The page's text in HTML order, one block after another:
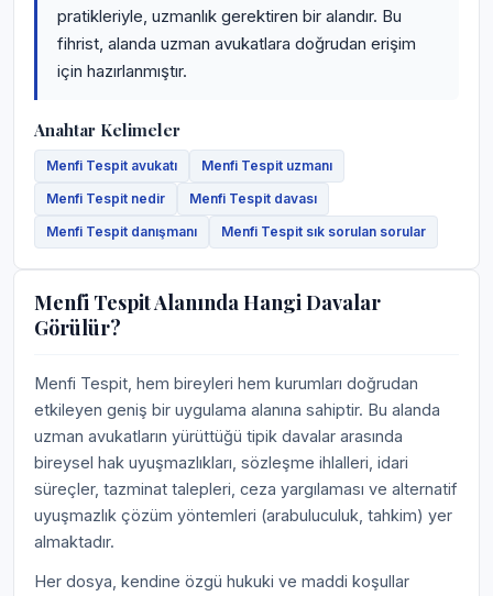
pratikleriyle, uzmanlık gerektiren bir alandır. Bu
fihrist, alanda uzman avukatlara doğrudan erişim
için hazırlanmıştır.
Anahtar Kelimeler
Menfi Tespit avukatı
Menfi Tespit uzmanı
Menfi Tespit nedir
Menfi Tespit davası
Menfi Tespit danışmanı
Menfi Tespit sık sorulan sorular
Menfi Tespit Alanında Hangi Davalar
Görülür?
Menfi Tespit, hem bireyleri hem kurumları doğrudan
etkileyen geniş bir uygulama alanına sahiptir. Bu alanda
uzman avukatların yürüttüğü tipik davalar arasında
bireysel hak uyuşmazlıkları, sözleşme ihlalleri, idari
süreçler, tazminat talepleri, ceza yargılaması ve alternatif
uyuşmazlık çözüm yöntemleri (arabuluculuk, tahkim) yer
almaktadır.
Her dosya, kendine özgü hukuki ve maddi koşullar